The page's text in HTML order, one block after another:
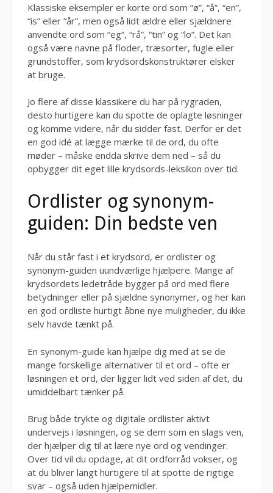
Klassiske eksempler er korte ord som “ø”, “å”, “en”,
“is” eller “år”, men også lidt ældre eller sjældnere
anvendte ord som “eg”, “rå”, “tin” og “lo”. Det kan
også være navne på floder, træsorter, fugle eller
grundstoffer, som krydsordskonstruktører elsker
at bruge.
Jo flere af disse klassikere du har på rygraden,
desto hurtigere kan du spotte de oplagte løsninger
og komme videre, når du sidder fast. Derfor er det
en god idé at lægge mærke til de ord, du ofte
møder – måske endda skrive dem ned – så du
opbygger dit eget lille krydsords-leksikon over tid.
Ordlister og synonym-
guiden: Din bedste ven
Når du står fast i et krydsord, er ordlister og
synonym-guiden uundværlige hjælpere. Mange af
krydsordets ledetråde bygger på ord med flere
betydninger eller på sjældne synonymer, og her kan
en god ordliste hurtigt åbne nye muligheder, du ikke
selv havde tænkt på.
En synonym-guide kan hjælpe dig med at se de
mange forskellige alternativer til et ord – ofte er
løsningen et ord, der ligger lidt ved siden af det, du
umiddelbart tænker på.
Brug både trykte og digitale ordlister aktivt
undervejs i løsningen, og se dem som en slags ven,
der hjælper dig til at lære nye ord og vendinger.
Over tid vil du opdage, at dit ordforråd vokser, og
at du bliver langt hurtigere til at spotte de rigtige
svar – også uden hjælpemidler.